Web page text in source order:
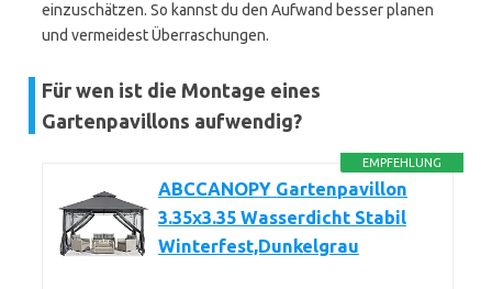
einzuschätzen. So kannst du den Aufwand besser planen
und vermeidest Überraschungen.
Für wen ist die Montage eines
Gartenpavillons aufwendig?
EMPFEHLUNG
ABCCANOPY Gartenpavillon
3.35x3.35 Wasserdicht Stabil
Winterfest,Dunkelgrau